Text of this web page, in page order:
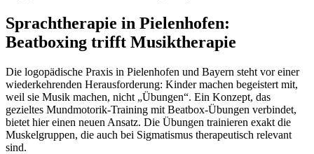
Sprachtherapie in Pielenhofen:
Beatboxing trifft Musiktherapie
Die logopädische Praxis in Pielenhofen und Bayern steht vor einer
wiederkehrenden Herausforderung: Kinder machen begeistert mit,
weil sie Musik machen, nicht „Übungen“. Ein Konzept, das
gezieltes Mundmotorik-Training mit Beatbox-Übungen verbindet,
bietet hier einen neuen Ansatz. Die Übungen trainieren exakt die
Muskelgruppen, die auch bei Sigmatismus therapeutisch relevant
sind.